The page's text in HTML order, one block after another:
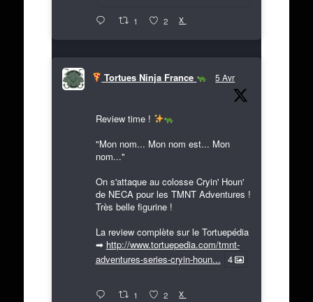
1 2 X
Tortues Ninja France 5 Avr
Review time !
"Mon nom... Mon nom est... Mon
nom..."
On s'attaque au colosse Cryin' Houn'
de NECA pour les TMNT Adventures !
Très belle figurine !
La review complète sur le Tortuepédia
➡ http://www.tortuepedia.com/tmnt-
adventures-series-cryin-houn... 4
1 2 X